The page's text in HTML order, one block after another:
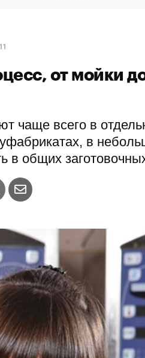
от мойки
чаще всего в
в
в общих